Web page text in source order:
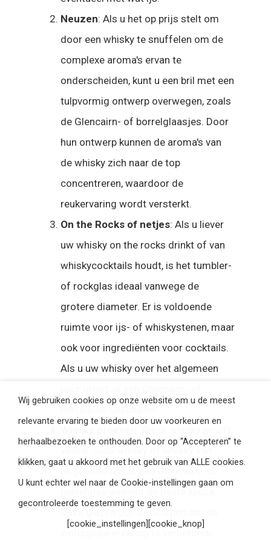
Neuzen: Als u het op prijs stelt om
door een whisky te snuffelen om de
complexe aroma's ervan te
onderscheiden, kunt u een bril met een
tulpvormig ontwerp overwegen, zoals
de Glencairn- of borrelglaasjes. Door
hun ontwerp kunnen de aroma's van
de whisky zich naar de top
concentreren, waardoor de
reukervaring wordt versterkt.
On the Rocks of netjes: Als u liever
uw whisky on the rocks drinkt of van
whiskycocktails houdt, is het tumbler-
of rockglas ideaal vanwege de
grotere diameter. Er is voldoende
ruimte voor ijs- of whiskystenen, maar
ook voor ingrediënten voor cocktails.
Als u uw whisky over het algemeen
borrelglas geschikter.
Whisky proeven
vooral oude whisky of whisky van
hoge kwaliteit, is een Glencairn- of
borrelglas wellicht de beste keuze.
Deze glazen zijn ontworpen om de
zintuiglijke ervaring te verbeteren
Wij gebruiken cookies op onze website om u de meest
relevante ervaring te bieden door uw voorkeuren en
herhaalbezoeken te onthouden. Door op “Accepteren” te
klikken, gaat u akkoord met het gebruik van ALLE cookies.
U kunt echter wel naar de Cookie-instellingen gaan om
gecontroleerde toestemming te geven.
[cookie_instellingen][cookie_knop]